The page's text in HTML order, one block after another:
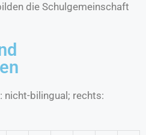
die Schulgemeinschaft
nicht-bilingual; rechts: